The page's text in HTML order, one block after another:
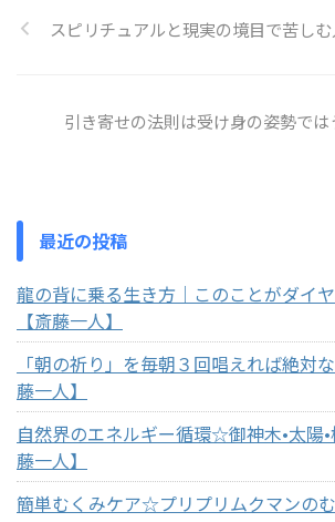
スピリチュアルと現実の境目で苦し
引き寄せの法則は受け身の姿勢で
最近の投稿
龍の背に乗る生き方｜このことがダイ
【斎藤一人】
「朝の祈り」を毎朝３回唱えれば絶対
藤一人】
自然界のエネルギー循環☆御神木•太陽
藤一人】
簡単むくみケア☆プリプリムクマンの